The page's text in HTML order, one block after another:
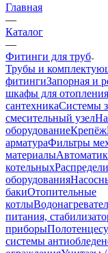
Главная
—
Каталог
—
Фитинги для труб
Трубы и
фитингиЗапорная и
шкафы для отопления
сантехникаСистемы
смесительный узел
оборудованиеКрепёж
арматураФильтры
материалы
котельных
оборудования
бакиОтопительные
котлы
питания,
приборы
системы